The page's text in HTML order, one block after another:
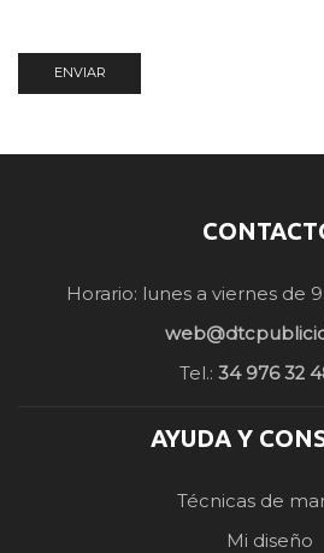
Horario: lunes a viernes de
Tel.: 34 976 32
AYUDA Y
Técnicas de
Mi diseño